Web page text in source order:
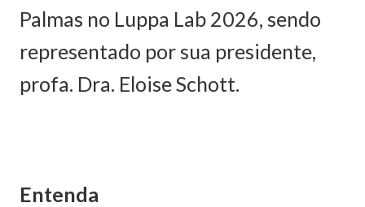
Palmas no Luppa Lab 2026, sendo
representado por sua presidente,
profa. Dra. Eloise Schott.
Entenda